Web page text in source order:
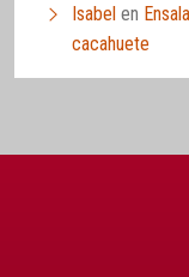
Isabel en
cacahuete